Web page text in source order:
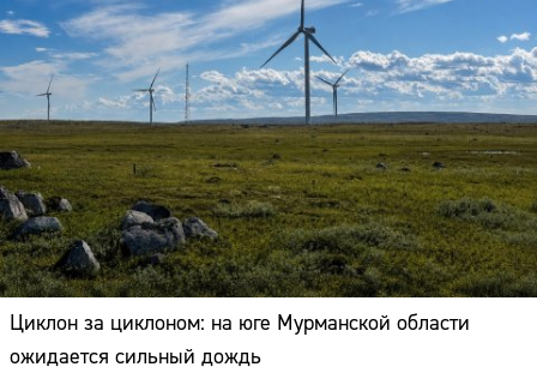
Циклон за циклоном: на юге Мурманской области
ожидается сильный дождь